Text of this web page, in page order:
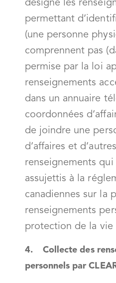
désigne les
permettant
(une personne
comprennent pas
permise par la loi
renseignements
dans un annuaire
coordonnées
de joindre une
d’affaires et
renseignements qui
assujettis à la
canadiennes sur la
renseignements
protection de la vie
4. Collecte des
personnels par